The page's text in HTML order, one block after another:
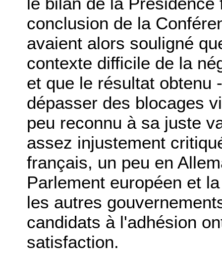
conclusion de la
avaient alors souligné
contexte difficile de la
et que le résultat obtenu
dépasser des blocages
peu reconnu à sa juste
assez injustement
français, un peu en
Parlement européen et
les autres
candidats à l'adhésion
satisfaction.